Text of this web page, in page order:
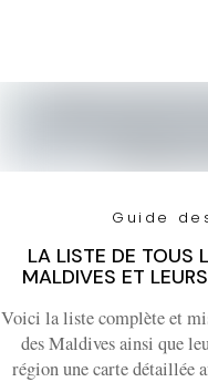
Guide
LA LISTE DE TOUS
MALDIVES ET
Voici la liste complète et
des Maldives ainsi que
région une carte détaillée